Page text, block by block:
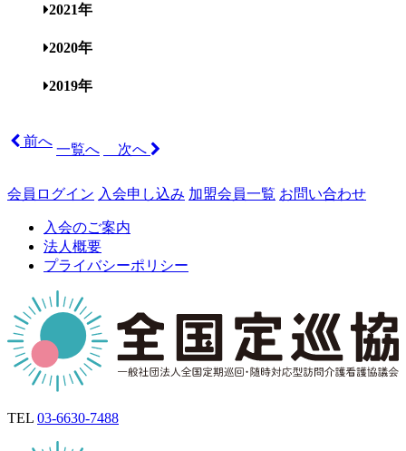
2021年
2020年
2019年
前へ
一覧へ 次へ
会員ログイン 入会申し込み 加盟会員一覧 お問い合わせ
入会のご案内
法人概要
プライバシーポリシー
TEL 03-6630-7488